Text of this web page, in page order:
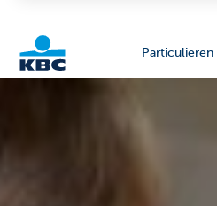
Particulieren